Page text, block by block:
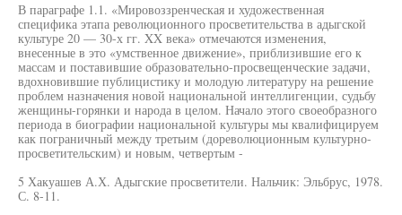
В параграфе 1.1. «Мировоззренческая и художественная
специфика этапа революционного просветительства в адыгской
культуре 20 — 30-х гг. XX века» отмечаются изменения,
внесенные в это «умственное движение», приблизившие его к
массам и поставившие образовательно-просвещенческие задачи,
вдохновившие публицистику и молодую литературу на решение
проблем назначения новой национальной интеллигенции, судьбу
женщины-горянки и народа в целом. Начало этого своеобразного
периода в биографии национальной культуры мы квалифицируем
как пограничный между третьим (дореволюционным культурно-
просветительским) и новым, четвертым -
5 Хакуашев А.Х. Адыгские просветители. Нальчик: Эльбрус, 1978.
С. 8-11.